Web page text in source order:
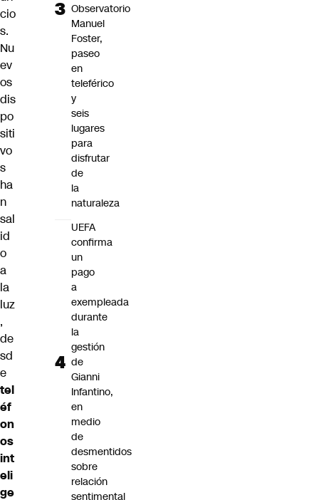
cio
s.
Nu
ev
os
dis
po
siti
vo
s
ha
n
sal
id
o
a
la
luz
,
de
sd
e
tel
éf
on
os
int
eli
ge
Observatorio
Manuel
Foster,
paseo
en
teleférico
y
seis
lugares
para
disfrutar
de
la
naturaleza
UEFA
confirma
un
pago
a
exempleada
durante
la
gestión
de
Gianni
Infantino,
en
medio
de
desmentidos
sobre
relación
sentimental